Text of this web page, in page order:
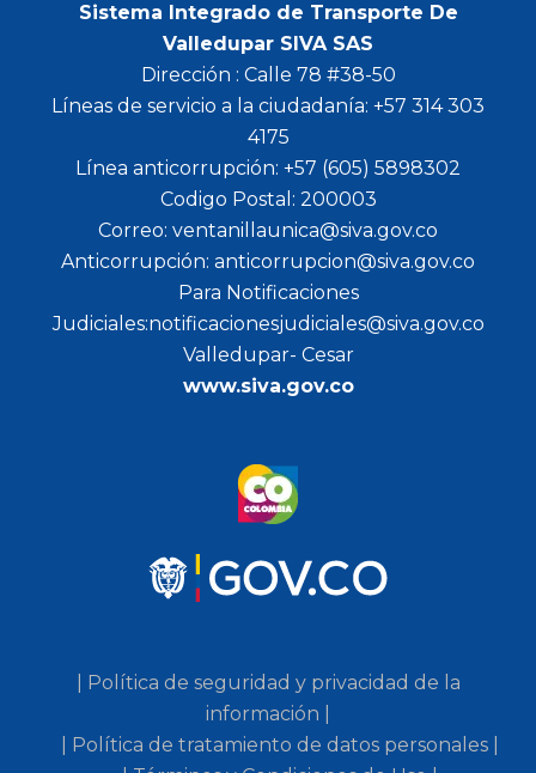
Sistema Integrado de Transporte De
Valledupar SIVA SAS
Dirección : Calle 78 #38-50
Líneas de servicio a la ciudadanía: +57 314 303
4175
Línea anticorrupción: +57 (605) 5898302
Codigo Postal: 200003
Correo: ventanillaunica@siva.gov.co
Anticorrupción: anticorrupcion@siva.gov.co
Para Notificaciones
Judiciales:notificacionesjudiciales@siva.gov.co
Valledupar- Cesar
www.siva.gov.co
| Política de seguridad y privacidad de la
información |
| Política de tratamiento de datos personales |